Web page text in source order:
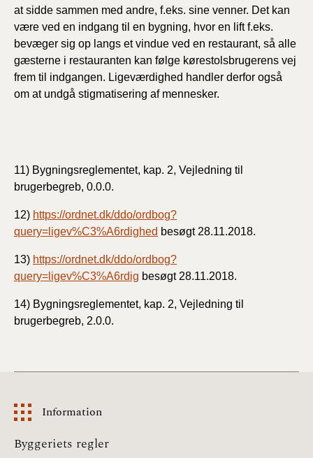
at sidde sammen med andre, f.eks. sine venner. Det kan
være ved en indgang til en bygning, hvor en lift f.eks.
bevæger sig op langs et vindue ved en restaurant, så alle
gæsterne i restauranten kan følge kørestolsbrugerens vej
frem til indgangen. Ligeværdighed handler derfor også
om at undgå stigmatisering af mennesker.
11) Bygningsreglementet, kap. 2, Vejledning til
brugerbegreb, 0.0.0.
12) https://ordnet.dk/ddo/ordbog?
query=ligev%C3%A6rdighed besøgt 28.11.2018.
13) https://ordnet.dk/ddo/ordbog?
query=ligev%C3%A6rdig besøgt 28.11.2018.
14) Bygningsreglementet, kap. 2, Vejledning til
brugerbegreb, 2.0.0.
Information
Information
Byggeriets regler